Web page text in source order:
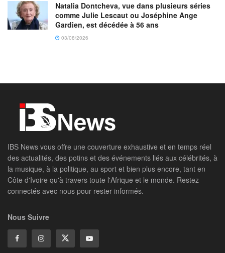
Natalia Dontcheva, vue dans plusieurs séries
comme Julie Lescaut ou Joséphine Ange
Gardien, est décédée à 56 ans
03/08/2026
IBS News vous offre une couverture exhaustive et en temps réel
des actualités, des potins et des événements liés aux célébrités, à
la musique, à la politique, au sport et bien plus encore, tant en
Côte d'Ivoire qu'à travers toute l'Afrique et le monde. Restez
connectés avec nous pour rester informés.
Nous Suivre